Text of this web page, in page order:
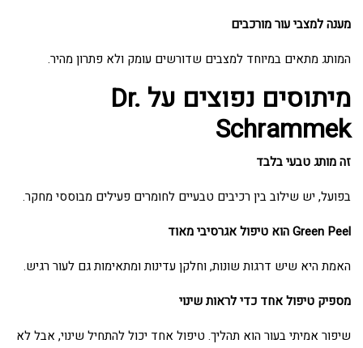
מענה למצבי עור מורכבים
המותג מתאים במיוחד למצבים שדורשים עומק ולא פתרון מהיר.
מיתוסים נפוצים על Dr.
Schrammek
זה מותג טבעי בלבד
בפועל, יש שילוב בין רכיבים טבעיים לחומרים פעילים מבוססי מחקר.
Green Peel הוא טיפול אגרסיבי מאוד
האמת היא שיש דרגות שונות, וחלקן עדינות ומתאימות גם לעור רגיש.
מספיק טיפול אחד כדי לראות שינוי
שיפור אמיתי בעור הוא תהליך. טיפול אחד יכול להתחיל שינוי, אבל לא